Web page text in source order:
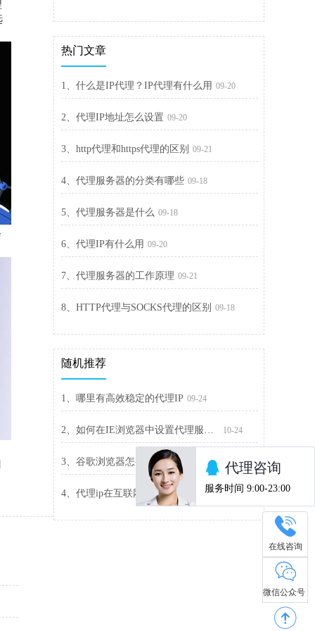
热门文章
1、什么是IP代理？IP代理有什么用 09-20
2、代理IP地址怎么设置 09-20
3、http代理和https代理的区别 09-21
4、代理服务器的分类有哪些 09-18
5、代理服务器是什么 09-18
6、代理IP有什么用 09-20
7、代理服务器的工作原理 09-21
8、HTTP代理与SOCKS代理的区别 09-18
随机推荐
1、哪里有高效稳定的代理IP 09-24
2、如何在IE浏览器中设置代理服务器 10-24
3、谷歌浏览器怎么设置代理服务器 10-31
4、代理ip在互联网行业的重要性 10-12
在线咨询
微信公众号